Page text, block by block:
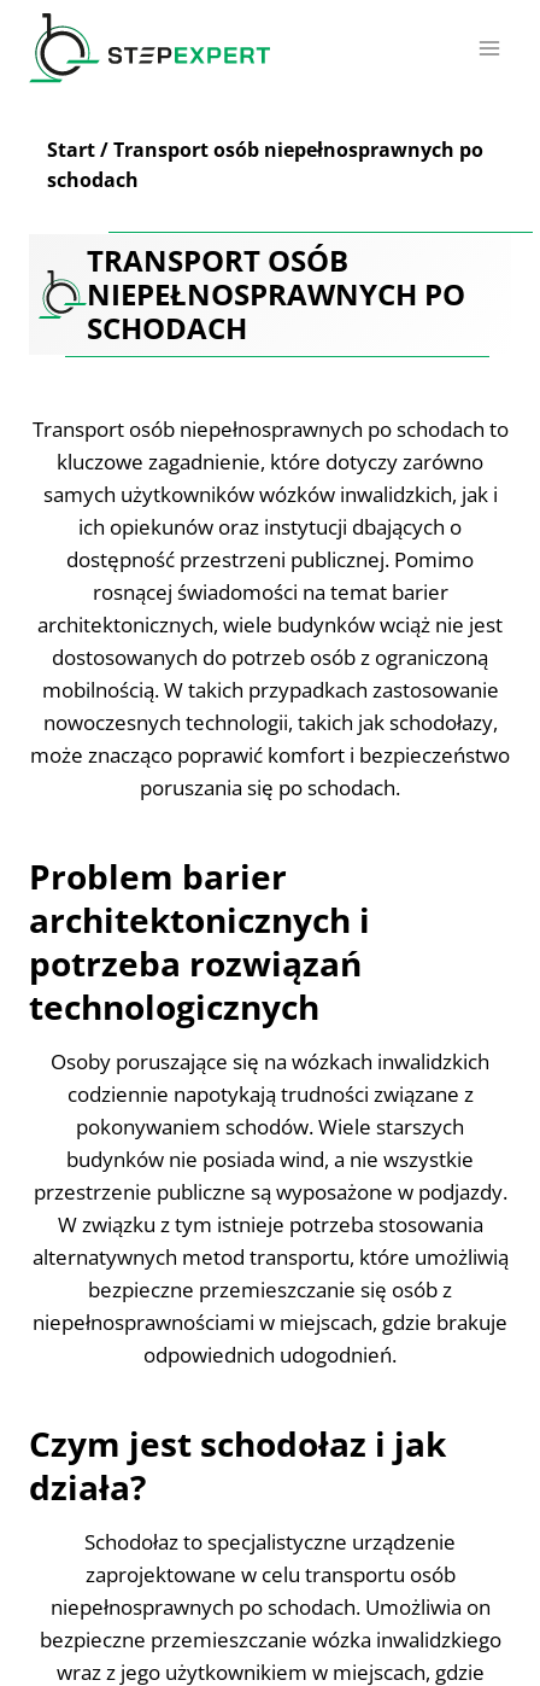
Przejdź
treści
Start/Transport osób niepełnosprawnych po
schodach
TRANSPORT OSÓB
NIEPEŁNOSPRAWNYCH PO
SCHODACH
Transport osób niepełnosprawnych po schodach to
kluczowe zagadnienie, które dotyczy zarówno
samych użytkowników wózków inwalidzkich, jak i
ich opiekunów oraz instytucji dbających o
dostępność przestrzeni publicznej. Pomimo
rosnącej świadomości na temat barier
architektonicznych, wiele budynków wciąż nie jest
dostosowanych do potrzeb osób z ograniczoną
mobilnością. W takich przypadkach zastosowanie
nowoczesnych technologii, takich jak schodołazy,
może znacząco poprawić komfort i bezpieczeństwo
poruszania się po schodach.
Problem barier
architektonicznych i
potrzeba rozwiązań
technologicznych
Osoby poruszające się na wózkach inwalidzkich
codziennie napotykają trudności związane z
pokonywaniem schodów. Wiele starszych
budynków nie posiada wind, a nie wszystkie
przestrzenie publiczne są wyposażone w podjazdy.
W związku z tym istnieje potrzeba stosowania
alternatywnych metod transportu, które umożliwią
bezpieczne przemieszczanie się osób z
niepełnosprawnościami w miejscach, gdzie brakuje
odpowiednich udogodnień.
Czym jest schodołaz i jak
działa?
Schodołaz to specjalistyczne urządzenie
zaprojektowane w celu transportu osób
niepełnosprawnych po schodach. Umożliwia on
bezpieczne przemieszczanie wózka inwalidzkiego
wraz z jego użytkownikiem w miejscach, gdzie